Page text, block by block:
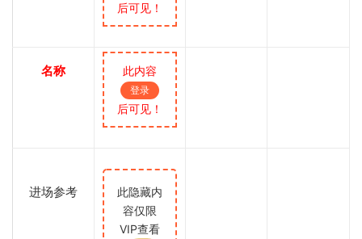
后可见！
名称 此内容
登录
后可见！
进场参考
此隐藏内
容仅限
VIP查看